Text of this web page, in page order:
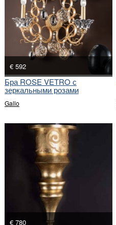
€ 592
Бра ROSE VETRO с
зеркальными розами
Gallo
€ 780